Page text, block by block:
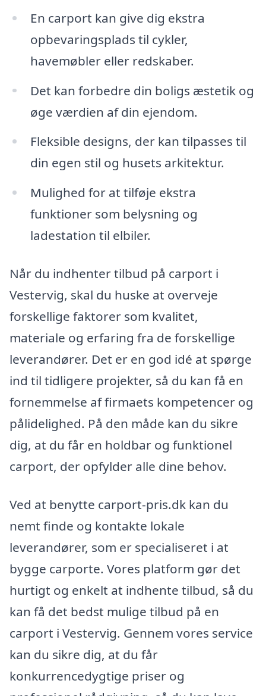
En carport kan give dig ekstra
opbevaringsplads til cykler,
havemøbler eller redskaber.
Det kan forbedre din boligs æstetik og
øge værdien af din ejendom.
Fleksible designs, der kan tilpasses til
din egen stil og husets arkitektur.
Mulighed for at tilføje ekstra
funktioner som belysning og
ladestation til elbiler.
Når du indhenter tilbud på carport i
Vestervig, skal du huske at overveje
forskellige faktorer som kvalitet,
materiale og erfaring fra de forskellige
leverandører. Det er en god idé at spørge
ind til tidligere projekter, så du kan få en
fornemmelse af firmaets kompetencer og
pålidelighed. På den måde kan du sikre
dig, at du får en holdbar og funktionel
carport, der opfylder alle dine behov.
Ved at benytte carport-pris.dk kan du
nemt finde og kontakte lokale
leverandører, som er specialiseret i at
bygge carporte. Vores platform gør det
hurtigt og enkelt at indhente tilbud, så du
kan få det bedst mulige tilbud på en
carport i Vestervig. Gennem vores service
kan du sikre dig, at du får
konkurrencedygtige priser og